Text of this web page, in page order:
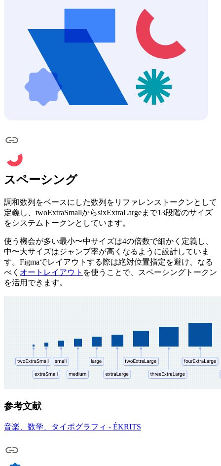
スペーシング
調和数列をベースにした数列をリファレンストークンとして
定義し、twoExtraSmallからsixExtraLargeまで13段階のサイズ
をシステムトークンとしています。
使う機会が多い最小〜中サイズは4の倍数で細かく定義し、
中〜大サイズはジャンプ率が高くなるように設計していま
す。Figmaでレイアウトする際は絶対位置指定を避け、なる
べく オートレイアウト を使うことで、スペーシングトークン
を活用できます。
参考文献
音楽、数学、タイポグラフィ - ÉKRITS